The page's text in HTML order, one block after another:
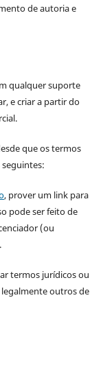
de autoria e
qualquer suporte
e criar a partir do
que os termos
seguintes:
, prover um link para
pode ser feito de
(ou
termos jurídicos ou
outros de